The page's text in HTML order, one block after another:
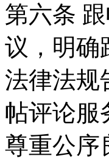
第六条
议，明确
法律法规
帖评论服
尊重公序